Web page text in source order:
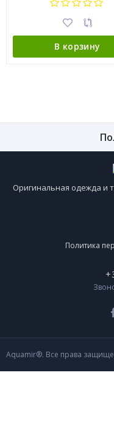
В корзину
Оригинальная одежда и
Политика
Aquamir®. Все права